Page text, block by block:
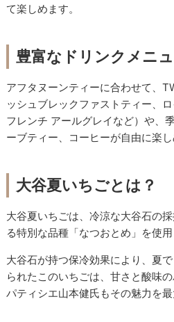
て楽しめます。
豊富なドリンクメニ
アフタヌーンティーに合わせて、
ッシュブレックファストティー、
フレンチ アールグレイなど）や、
ーブティー、コーヒーが自由に楽し
大谷夏いちごとは？
大谷夏いちごは、冷涼な大谷石の
る特別な品種「なつおとめ」を使用
大谷石が持つ保冷効果により、夏
られたこのいちごは、甘さと酸味
パティシエ山本健氏もその魅力を最